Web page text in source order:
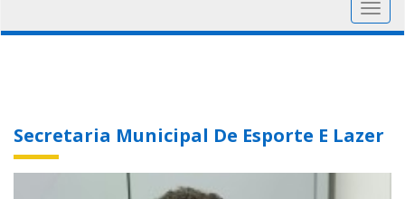
Secretaria Municipal De Esporte E Lazer